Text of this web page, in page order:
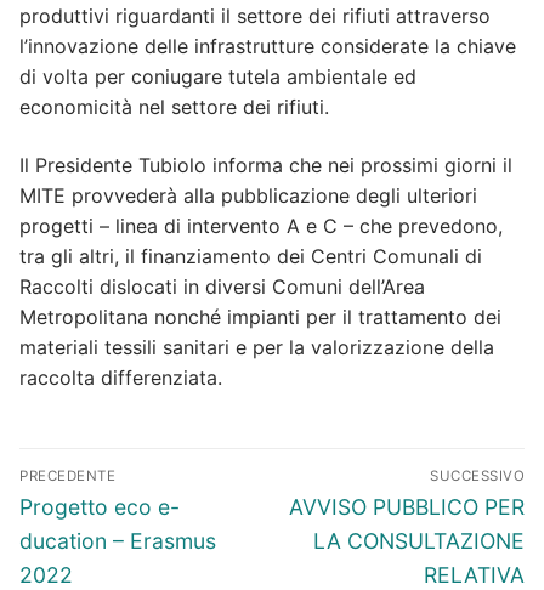
produttivi riguardanti il settore dei rifiuti attraverso
l’innovazione delle infrastrutture considerate la chiave
di volta per coniugare tutela ambientale ed
economicità nel settore dei rifiuti.
Il Presidente Tubiolo informa che nei prossimi giorni il
MITE provvederà alla pubblicazione degli ulteriori
progetti – linea di intervento A e C – che prevedono,
tra gli altri, il finanziamento dei Centri Comunali di
Raccolti dislocati in diversi Comuni dell’Area
Metropolitana nonché impianti per il trattamento dei
materiali tessili sanitari e per la valorizzazione della
raccolta differenziata.
Navigazione
articoli
PRECEDENTE
Articolo
precedente:
Progetto eco e-
ducation – Erasmus
2022
SUCCESSIVO
Articolo
successivo:
AVVISO PUBBLICO PER
LA CONSULTAZIONE
RELATIVA